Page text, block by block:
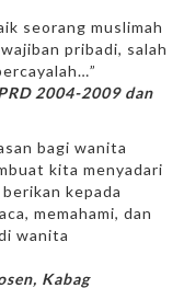
seorang muslimah
pribadi, salah
2004-2009 dan
bagi wanita
kita menyadari
kepada
memahami, dan
wanita
Kabag